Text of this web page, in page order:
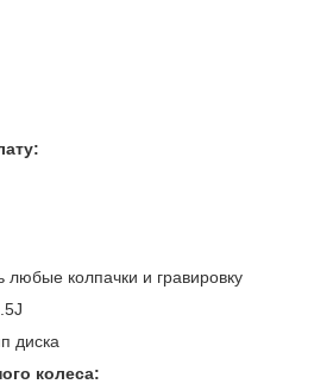
любые колпачки и гравировку
диска
колеса: